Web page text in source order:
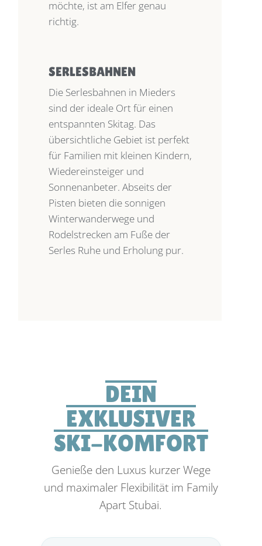
möchte, ist am Elfer genau
richtig.
SERLESBAHNEN
Die Serlesbahnen in Mieders
sind der ideale Ort für einen
entspannten Skitag. Das
übersichtliche Gebiet ist perfekt
für Familien mit kleinen Kindern,
Wiedereinsteiger und
Sonnenanbeter. Abseits der
Pisten bieten die sonnigen
Winterwanderwege und
Rodelstrecken am Fuße der
Serles Ruhe und Erholung pur.
DEIN
EXKLUSIVER
SKI-KOMFORT
Genieße den Luxus kurzer Wege
und maximaler Flexibilität im Family
Apart Stubai.